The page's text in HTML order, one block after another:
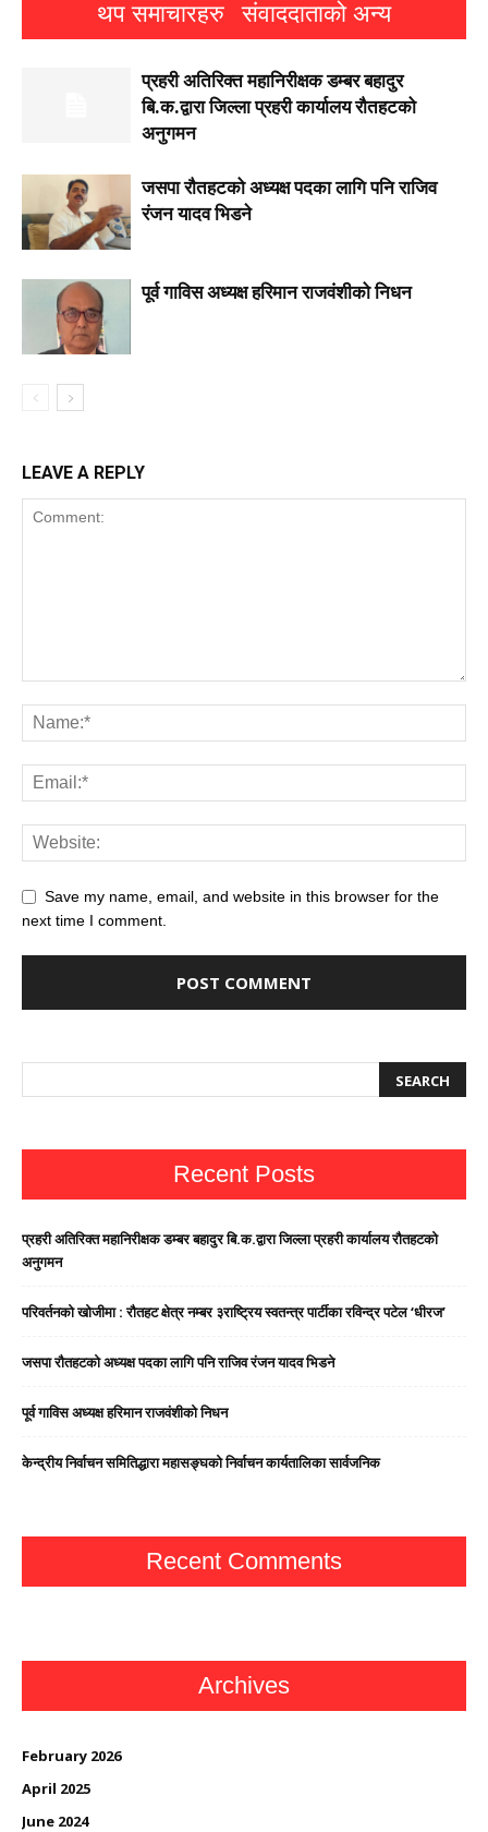
थप समाचारहरु संवाददाताको अन्य
प्रहरी अतिरिक्त महानिरीक्षक डम्बर बहादुर
बि.क.द्वारा जिल्ला प्रहरी कार्यालय रौतहटको
अनुगमन
जसपा राैतहटको अध्यक्ष पदका लागि पनि राजिव
रंजन यादव भिडने
पूर्व गाविस अध्यक्ष हरिमान राजवंशीको निधन
LEAVE A REPLY
Save my name, email, and website in this browser for the
next time I comment.
Recent Posts
प्रहरी अतिरिक्त महानिरीक्षक डम्बर बहादुर बि.क.द्वारा जिल्ला प्रहरी कार्यालय रौतहटको
अनुगमन
परिवर्तनको खोजीमा : रौतहट क्षेत्र नम्बर ३राष्ट्रिय स्वतन्त्र पार्टीका रविन्द्र पटेल ‘धीरज’
जसपा राैतहटको अध्यक्ष पदका लागि पनि राजिव रंजन यादव भिडने
पूर्व गाविस अध्यक्ष हरिमान राजवंशीको निधन
केन्द्रीय निर्वाचन समितिद्धारा महासङ्घको निर्वाचन कार्यतालिका सार्वजनिक
Recent Comments
Archives
February 2026
April 2025
June 2024